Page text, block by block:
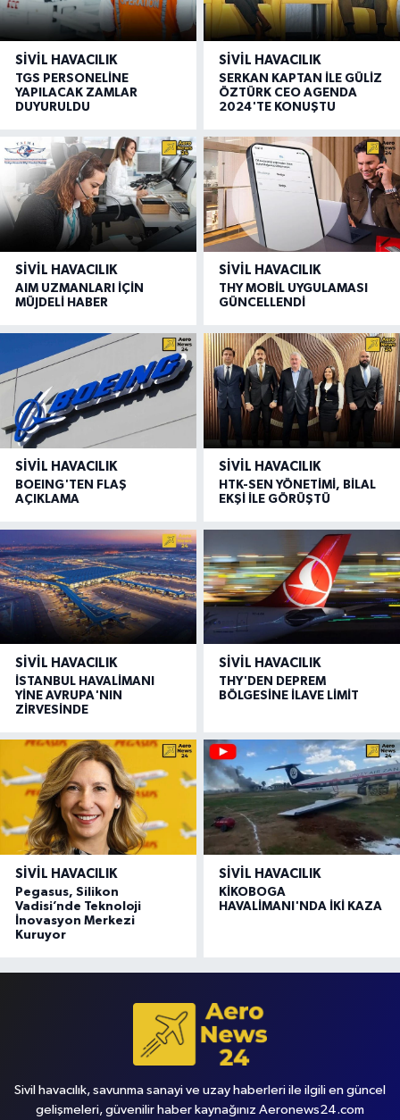
SIVIL HAVACILIK
TGS PERSONELİNE
YAPILACAK ZAMLAR
DUYURULDU
SIVIL HAVACILIK
SERKAN KAPTAN İLE GÜLİZ
ÖZTÜRK CEO AGENDA
2024'TE KONUŞTU
SIVIL HAVACILIK
AIM UZMANLARI İÇİN
MÜJDELİ HABER
SIVIL HAVACILIK
THY MOBİL UYGULAMASI
GÜNCELLENDİ
SIVIL HAVACILIK
BOEING'TEN FLAŞ
AÇIKLAMA
SIVIL HAVACILIK
HTK-SEN YÖNETİMİ, BİLAL
EKŞİ İLE GÖRÜŞTÜ
SIVIL HAVACILIK
İSTANBUL HAVALİMANI
YİNE AVRUPA'NIN
ZİRVESİNDE
SIVIL HAVACILIK
THY'DEN DEPREM
BÖLGESİNE İLAVE LİMİT
SIVIL HAVACILIK
Pegasus, Silikon
Vadisi’nde Teknoloji
İnovasyon Merkezi
Kuruyor
SIVIL HAVACILIK
KİKOBOGA
HAVALİMANI'NDA İKİ KAZA
Sivil havacılık, savunma sanayi ve uzay haberleri ile ilgili en güncel
gelişmeleri, güvenilir haber kaynağınız Aeronews24.com